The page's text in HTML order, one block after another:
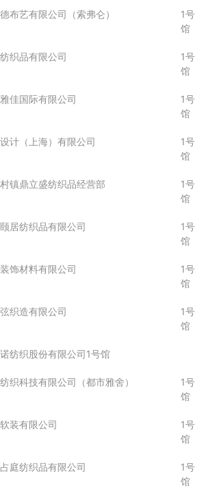
布艺有限公司（索弗仑）
1号
馆
织品有限公司
1号
馆
佳国际有限公司
1号
馆
计（上海）有限公司
1号
馆
镇鼎立盛纺织品经营部
1号
馆
居纺织品有限公司
1号
馆
饰材料有限公司
1号
馆
织造有限公司
1号
馆
纺织股份有限公司1号馆
织科技有限公司（都市雅舍）
1号
馆
装有限公司
1号
馆
庭纺织品有限公司
1号
馆